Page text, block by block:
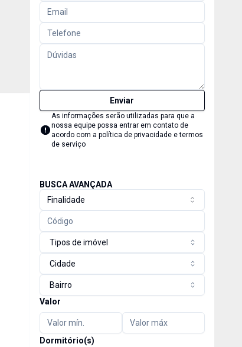
Enviar
As informações serão utilizadas para que a
nossa equipe possa entrar em contato de
acordo com a política de privacidade e termos
de serviço
BUSCA AVANÇADA
Finalidade
Tipos de imóvel
Cidade
Bairro
Valor
Dormitório(s)